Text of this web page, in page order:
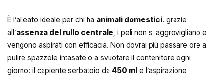
È l’alleato ideale per chi ha animali domestici: grazie
all’assenza del rullo centrale, i peli non si aggrovigliano e
vengono aspirati con efficacia. Non dovrai più passare ore a
pulire spazzole intasate o a svuotare il contenitore ogni
giorno: il capiente serbatoio da 450 ml e l’aspirazione